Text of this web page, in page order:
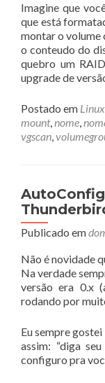
Imagine que
que está
montar o volume
o conteudo do
quebro um
upgrade de
Postado em Linux
mount,nome,
vgscan,
Publicado em
Não é novidade
Na verdade
versão era 0.x
rodando por
Eu sempre
assim: “diga
configuro pra